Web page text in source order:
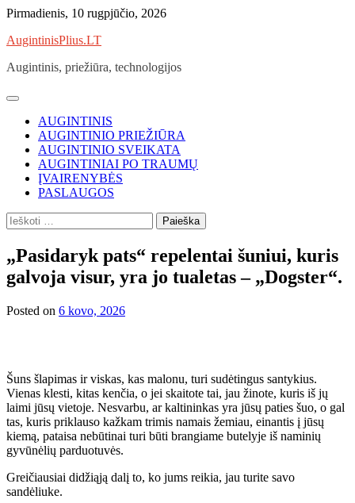
Skip
content
Pirmadienis, 10 rugpjūčio, 2026
AugintinisPlius.LT
Augintinis, priežiūra, technologijos
AUGINTINIS
AUGINTINIO PRIEŽIŪRA
AUGINTINIO SVEIKATA
AUGINTINIAI PO TRAUMŲ
ĮVAIRENYBĖS
PASLAUGOS
Ieškoti:
„Pasidaryk pats“ repelentai šuniui, kuris
galvoja visur, yra jo tualetas – „Dogster“.
Posted on 6 kovo, 2026
Šuns šlapimas ir viskas, kas malonu, turi sudėtingus santykius.
Vienas klesti, kitas kenčia, o jei skaitote tai, jau žinote, kuris iš jų
laimi jūsų vietoje. Nesvarbu, ar kaltininkas yra jūsų paties šuo, o gal
tas, kuris priklauso kažkam trimis namais žemiau, einantis į jūsų
kiemą, pataisa nebūtinai turi būti brangiame butelyje iš naminių
gyvūnėlių parduotuvės.
Greičiausiai didžiąją dalį to, ko jums reikia, jau turite savo
sandėliuke.